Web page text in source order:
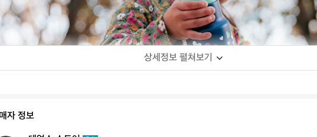
상세정보 펼쳐보기
자 정보